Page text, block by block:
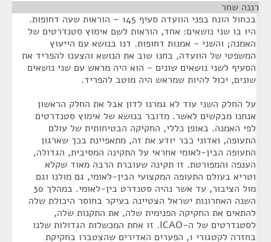
רננה שחר
בכחול הונח בפני הוועדה סעיף 145 – הוראות שעה דחופות.
היו בו שני נושאים: אחד, הוראות לשם אימוץ סטנדרטים של
האמנה; והשני - אמנות דחופות. דנו בנושא עם הייעוץ
המשפטי של הוועדה, בחנו שוב את הנושא והצענו להפריד את
הסעיף לשני נושאים שונים - הוא היה מראש עם שני נושאים
שונים, יכול להיות שמראש היה מוטב להפריד.
על החלק השני עוד לא גמרנו לדון אבל את החלק הראשון
אנחנו מבקשים לאשר. מדובר בנושא של אימוץ סטנדרטים
לפי האמנה. באופן כללי, החקיקה הבטיחותית של עולם
התעופה, ואדוני כבר יודע את זה, מתאפיינת בכך שארגון
התעופה הבין-לאומי אחראי על התקינה המסיבית, הגדולה,
הענפה והמפורטת. זו תקינה שעוברת הרבה מאוד שקלא
וטריא בעולם התעופה המקצועי הבין-לאומי, גם מולנו וגם
מול הציבור, עד אשר נהיה סטנדרט בין-לאומי. במהלך 30
השנה האחרונות ישראל הצטיינה בעיקר בחוסר היכולת שלה
להתאים את החקיקה הפנימית שלה, את התקנות שלה,
לסטנדרטים של ה-ICAO. זו אחת המכשלות הגדולות שלנו
בחזרה לקטגורי 1, הפערים האדירים שהצטברו בחקיקת